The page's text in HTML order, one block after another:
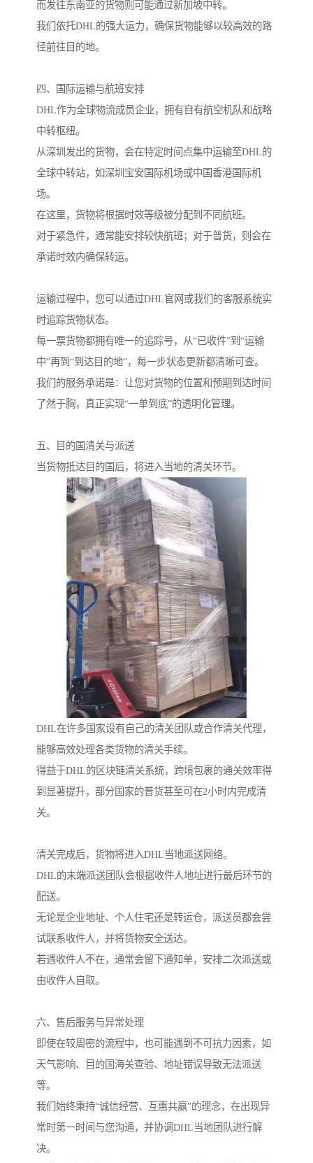
而发往东南亚的货物则可能通过新加坡中转。
我们依托DHL的强大运力，确保货物能够以较高效的路
径前往目的地。
四、国际运输与航班安排
DHL作为全球物流成员企业，拥有自有航空机队和战略
中转枢纽。
从深圳发出的货物，会在特定时间点集中运输至DHL的
全球中转站，如深圳宝安国际机场或中国香港国际机
场。
在这里，货物将根据时效等级被分配到不同航班。
对于紧急件，通常能安排较快航班；对于普货，则会在
承诺时效内确保转运。
运输过程中，您可以通过DHL官网或我们的客服系统实
时追踪货物状态。
每一票货物都拥有唯一的追踪号，从“已收件”到“运输
中”再到“到达目的地”，每一步状态更新都清晰可查。
我们的服务承诺是：让您对货物的位置和预期到达时间
了然于胸，真正实现“一单到底”的透明化管理。
五、目的国清关与派送
当货物抵达目的国后，将进入当地的清关环节。
DHL在许多国家设有自己的清关团队或合作清关代理，
能够高效处理各类货物的清关手续。
得益于DHL的区块链清关系统，跨境包裹的通关效率得
到显著提升，部分国家的普货甚至可在2小时内完成清
关。
清关完成后，货物将进入DHL当地派送网络。
DHL的末端派送团队会根据收件人地址进行最后环节的
配送。
无论是企业地址、个人住宅还是转运仓，派送员都会尝
试联系收件人，并将货物安全送达。
若遇收件人不在，通常会留下通知单，安排二次派送或
由收件人自取。
六、售后服务与异常处理
即使在较周密的流程中，也可能遇到不可抗力因素，如
天气影响、目的国海关查验、地址错误导致无法派送
等。
我们始终秉持“诚信经营、互惠共赢”的理念，在出现异
常时第一时间与您沟通，并协调DHL当地团队进行解
决。